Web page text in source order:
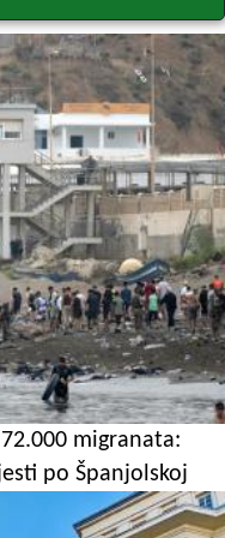
migranata:
po Španjolskoj